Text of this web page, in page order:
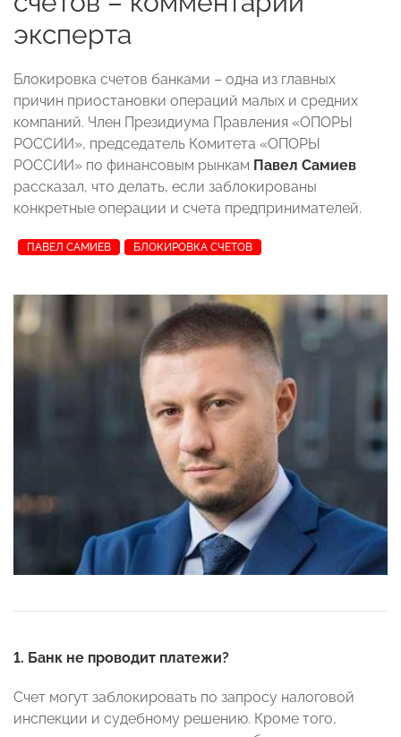
эксперта
Блокировка счетов банками – одна из главных
причин приостановки операций малых и средних
компаний. Член Президиума Правления «ОПОРЫ
РОССИИ», председатель Комитета «ОПОРЫ
РОССИИ» по финансовым рынкам Павел Самиев
рассказал, что делать, если заблокированы
конкретные операции и счета предпринимателей.
ПАВЕЛ САМИЕВ БЛОКИРОВКА СЧЕТОВ
1. Банк не проводит платежи?
Счет могут заблокировать по запросу налоговой
инспекции и судебному решению. Кроме того,